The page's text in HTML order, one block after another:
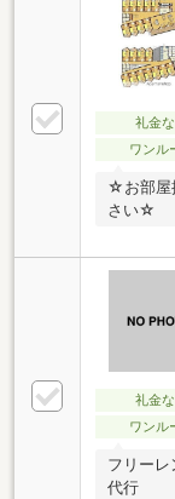
礼金
ワンル
☆お部屋
さい☆
礼金
ワンル
フリーレ
代行